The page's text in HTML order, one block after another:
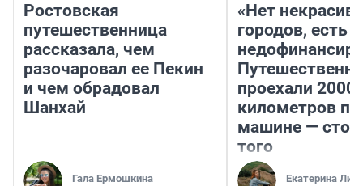
Ростовская
путешественница
рассказала, чем
разочаровал ее Пекин
и чем обрадовал
Шанхай
Гала Ермошкина
«Нет
городов, есть
проехали 2000
километров по
машине —
того
Екатерина